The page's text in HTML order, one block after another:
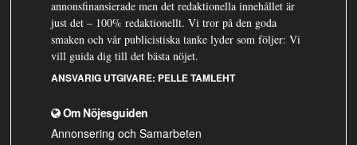
annonsfinansierade men det redaktionella innehållet är
just det – 100% redaktionellt. Vi tror på den goda
smaken och vår publicistiska tanke lyder som följer: Vi
vill guida dig till det bästa nöjet.
ANSVARIG UTGIVARE: PELLE TAMLEHT
Om Nöjesguiden
Annonsering och Samarbeten